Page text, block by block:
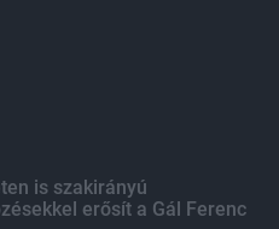
is szakirányú
erősít a Gál Ferenc